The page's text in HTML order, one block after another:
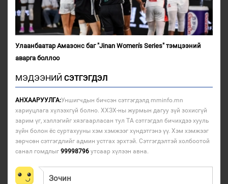
Улаанбаатар Амазонс баг "Jinan Women's Series" тэмцээний
аварга боллоо
МЭДЭЭНИЙ СЭТГЭГДЭЛ
АНХААРУУЛГА:Уншигчдын бичсэн сэтгэгдэлд mminfo.mn
хариуцлага хүлээхгүй болно. ХХЗХ-ны журмын дагуу зүй зохисгүй
зарим үг, хэллэгийг хязгаарласан тул ТА сэтгэгдэл бичихдээ хууль
зүйн болон ёс суртахууны хэм хэмжээг хүндэтгэнэ үү. Хэм хэмжээг
зөрчсөн сэтгэгдлийг админ устгах эрхтэй. Сэтгэгдэлтэй холбоотой
санал гомдлыг 99998796 утсаар хүлээн авна.